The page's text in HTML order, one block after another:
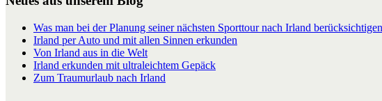
Was man bei der Planung seiner nächsten Sporttour nach Irland
Irland per Auto und mit allen Sinnen erkunden
Von Irland aus in die Welt
Irland erkunden mit ultraleichtem Gepäck
Zum Traumurlaub nach Irland